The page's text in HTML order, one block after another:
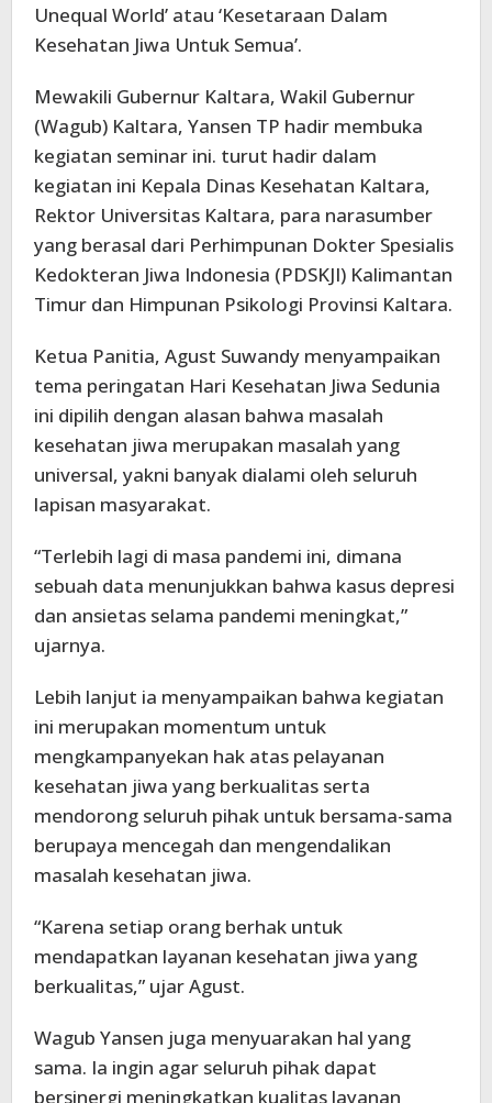
Unequal World’ atau ‘Kesetaraan Dalam
Kesehatan Jiwa Untuk Semua’.
Mewakili Gubernur Kaltara, Wakil Gubernur
(Wagub) Kaltara, Yansen TP hadir membuka
kegiatan seminar ini. turut hadir dalam
kegiatan ini Kepala Dinas Kesehatan Kaltara,
Rektor Universitas Kaltara, para narasumber
yang berasal dari Perhimpunan Dokter Spesialis
Kedokteran Jiwa Indonesia (PDSKJI) Kalimantan
Timur dan Himpunan Psikologi Provinsi Kaltara.
Ketua Panitia, Agust Suwandy menyampaikan
tema peringatan Hari Kesehatan Jiwa Sedunia
ini dipilih dengan alasan bahwa masalah
kesehatan jiwa merupakan masalah yang
universal, yakni banyak dialami oleh seluruh
lapisan masyarakat.
“Terlebih lagi di masa pandemi ini, dimana
sebuah data menunjukkan bahwa kasus depresi
dan ansietas selama pandemi meningkat,”
ujarnya.
Lebih lanjut ia menyampaikan bahwa kegiatan
ini merupakan momentum untuk
mengkampanyekan hak atas pelayanan
kesehatan jiwa yang berkualitas serta
mendorong seluruh pihak untuk bersama-sama
berupaya mencegah dan mengendalikan
masalah kesehatan jiwa.
“Karena setiap orang berhak untuk
mendapatkan layanan kesehatan jiwa yang
berkualitas,” ujar Agust.
Wagub Yansen juga menyuarakan hal yang
sama. Ia ingin agar seluruh pihak dapat
bersinergi meningkatkan kualitas layanan